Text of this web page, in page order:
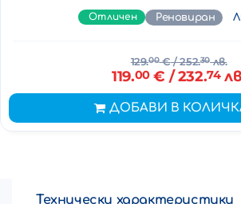
Отличен Реновиран
129.00€/ 252.30лв.
119.00€ / 232.74
ДОБАВИ В
Технически характеристики